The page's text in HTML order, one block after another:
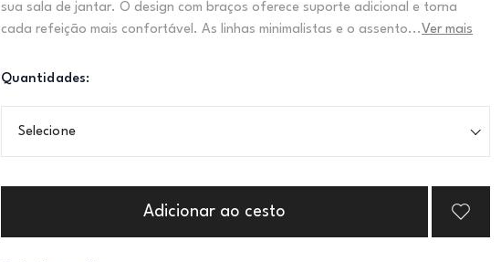
sua sala de jantar. O design com braços oferece suporte adicional e torna
cada refeição mais confortável. As linhas minimalistas e o assento... Ver mais
Quantidades:
Selecione
Adicionar ao cesto